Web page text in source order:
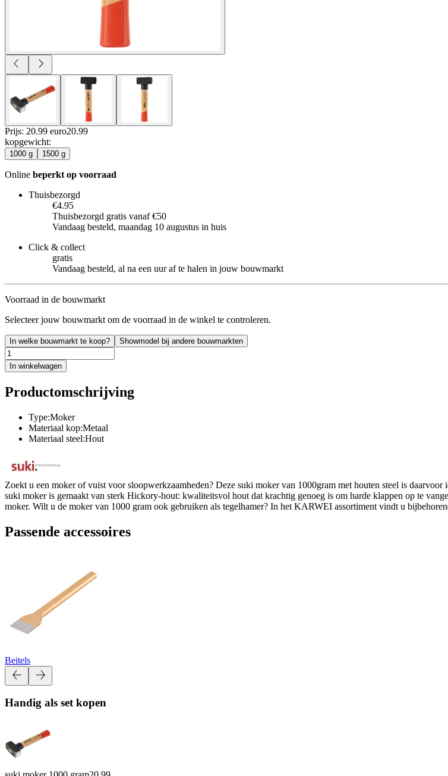
Prijs: 20.99 euro20.99
kopgewicht:
1000 g 1500 g
Online beperkt op voorraad
Thuisbezorgd
€4.95
Thuisbezorgd gratis vanaf €50
Vandaag besteld, maandag 10 augustus in huis
Click & collect
gratis
Vandaag besteld, al na een uur af te halen in jouw bouwmarkt
Voorraad in de bouwmarkt
Selecteer jouw bouwmarkt om de voorraad in de winkel te controleren.
In welke bouwmarkt te koop? Showmodel bij andere bouwmarkten
In winkelwagen
Productomschrijving
Type:Moker
Materiaal kop:Metaal
Materiaal steel:Hout
Zoekt u een moker of vuist voor sloopwerkzaamheden? Deze suki moker van 1000gram met houten steel is
suki moker is gemaakt van sterk Hickory-hout: kwaliteitsvol hout dat krachtig genoeg is om harde klappen op te
moker. Wilt u de moker van 1000 gram ook gebruiken als tegelhamer? In het KARWEI assortiment vindt u
Passende accessoires
Beitels
Handig als set kopen